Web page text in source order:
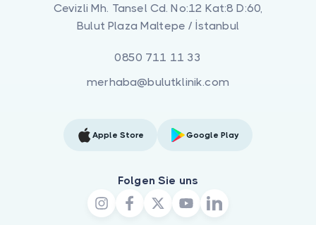
Cevizli Mh. Tansel Cd. No:12 Kat:8 D:60,
Bulut Plaza Maltepe / İstanbul
0850 711 11 33
merhaba@bulutklinik.com
Apple Store Google Play
Folgen Sie uns